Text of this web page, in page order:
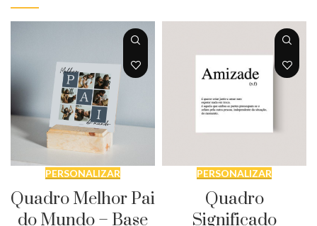
PERSONALIZAR
Quadro Melhor Pai
do Mundo – Base
PERSONALIZAR
Quadro
Significado